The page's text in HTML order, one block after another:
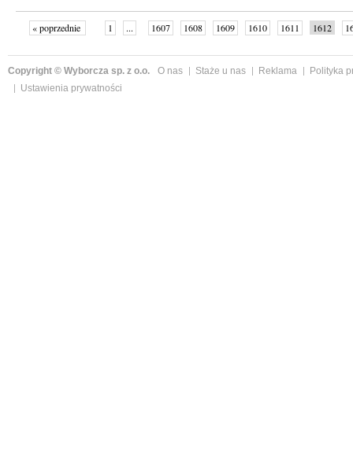
« poprzednie 1 ... 1607 1608 1609 1610 1611 1612
Copyright © Wyborcza sp. z o.o. O nas Staże u nas Reklama
Polityka
Ustawienia prywatności